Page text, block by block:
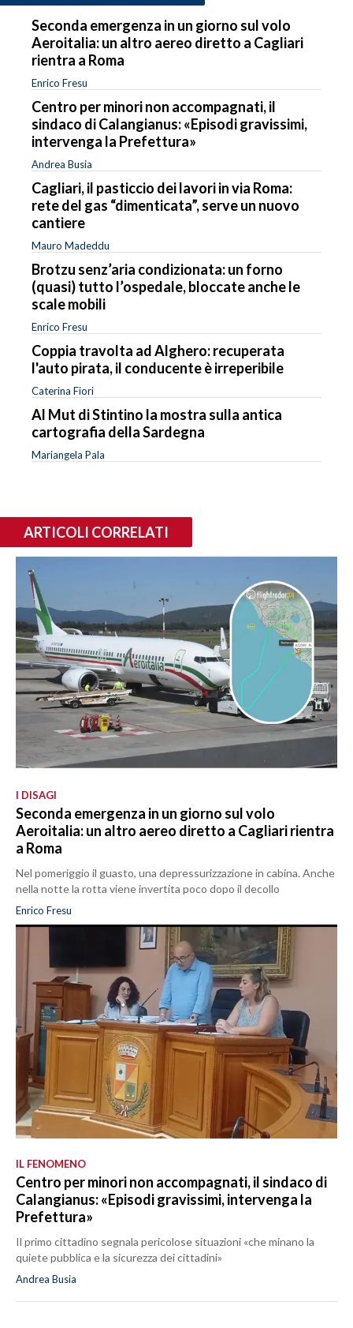
Seconda emergenza in un giorno sul volo
Aeroitalia: un altro aereo diretto a Cagliari
rientra a Roma
Enrico Fresu
Centro per minori non accompagnati, il
sindaco di Calangianus: «Episodi gravissimi,
intervenga la Prefettura»
Andrea Busia
Cagliari, il pasticcio dei lavori in via Roma:
rete del gas “dimenticata”, serve un nuovo
cantiere
Mauro Madeddu
Brotzu senz’aria condizionata: un forno
(quasi) tutto l’ospedale, bloccate anche le
scale mobili
Enrico Fresu
Coppia travolta ad Alghero: recuperata
l'auto pirata, il conducente è irreperibile
Caterina Fiori
Al Mut di Stintino la mostra sulla antica
cartografia della Sardegna
Mariangela Pala
ARTICOLI CORRELATI
I DISAGI
Seconda emergenza in un giorno sul volo
Aeroitalia: un altro aereo diretto a Cagliari rientra
a Roma
Nel pomeriggio il guasto, una depressurizzazione in cabina. Anche
nella notte la rotta viene invertita poco dopo il decollo
Enrico Fresu
IL FENOMENO
Centro per minori non accompagnati, il sindaco di
Calangianus: «Episodi gravissimi, intervenga la
Prefettura»
Il primo cittadino segnala pericolose situazioni «che minano la
quiete pubblica e la sicurezza dei cittadini»
Andrea Busia